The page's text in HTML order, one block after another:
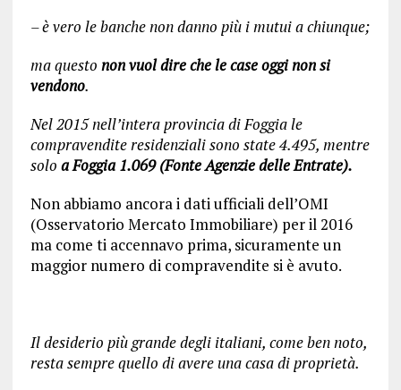
– è vero le banche non danno più i mutui a chiunque;
ma questo non vuol dire che le case oggi non si
vendono.
Nel 2015 nell’intera provincia di Foggia le
compravendite residenziali sono state 4.495, mentre
solo a Foggia 1.069 (Fonte Agenzie delle Entrate).
Non abbiamo ancora i dati ufficiali dell’OMI
(Osservatorio Mercato Immobiliare) per il 2016
ma come ti accennavo prima, sicuramente un
maggior numero di compravendite si è avuto.
Il desiderio più grande degli italiani, come ben noto,
resta sempre quello di avere una casa di proprietà.